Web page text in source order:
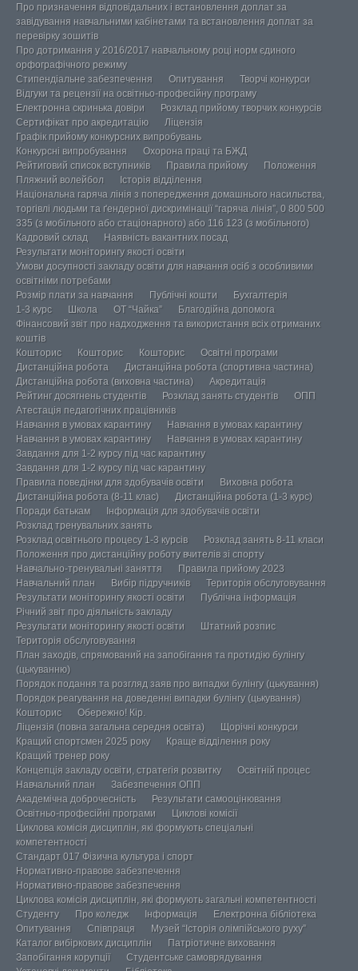
Про призначення відповідальних і встановлення доплат за
завідування навчальними кабінетами та встановлення доплат за
перевірку зошитів
Про дотримання у 2016/2017 навчальному році норм єдиного
орфографічного режиму
Стипендіальне забезпечення
Опитування
Творчі конкурси
Відгуки та рецензії на освітньо-професійну програму
Електронна скринька довіри
Розклад прийому творчих конкурсів
Сертифікат про акредитацію
Ліцензія
Графік прийому конкурсних випробувань
Конкурсні випробування
Охорона праці та БЖД
Рейтиговий список вступників
Правила прийому
Положення
Пляжний волейбол
Історія відділення
Національна гаряча лінія з попередження домашнього насильства,
торгівлі людьми та ґендерної дискримінації “гаряча лінія”, 0 800 500
335 (з мобільного або стаціонарного) або 116 123 (з мобільного)
Кадровий склад
Наявність вакантних посад
Результати моніторингу якості освіти
Умови досупності закладу освіти для навчання осіб з особливими
освітніми потребами
Розмір плати за навчання
Публічні кошти
Бухгалтерія
1-3 курс
Школа ОТ “Чайка”
Благодійна допомога
Фінансовий звіт про надходження та використання всіх отриманих
коштів
Кошторис
Кошторис Кошторис
Освітні програми
Дистанційна робота
Дистанційна робота (спортивна частина)
Дистанційна робота (виховна частина)
Акредитація
Рейтинг досягнень студентів
Розклад занять студентів
ОПП
Атестація педагогічних працівників
Навчання в умовах карантину
Навчання в умовах карантину
Навчання в умовах карантину
Навчання в умовах карантину
Завдання для 1-2 курсу під час карантину
Завдання для 1-2 курсу під час карантину
Правила поведінки для здобувачів освіти
Виховна робота
Дистанційна робота (8-11 клас)
Дистанційна робота (1-3 курс)
Поради батькам
Інформація для здобувачів освіти
Розклад тренувальних занять
Розклад освітнього процесу 1-3 курсів
Розклад занять 8-11 класи
Положення про дистанційну роботу вчителів зі спорту
Навчально-тренувальні заняття
Правила прийому 2023
Навчальний план
Вибір підручників
Територія обслуговування
Результати моніторингу якості освіти
Публічна інформація
Річний звіт про діяльність закладу
Результати моніторингу якості освіти
Штатний розпис
Територія обслуговування
План заходів, спрямований на запобігання та протидію булінгу
(цькуванню)
Порядок подання та розгляд заяв про випадки булінгу (цькування)
Порядок реагування на доведенні випадки булінгу (цькування)
Кошторис
Обережно! Кір.
Ліцензія (повна загальна середня освіта)
Щорічні конкурси
Кращий спортсмен 2025 року
Краще відділення року
Кращий тренер року
Концепція закладу освіти, стратегія розвитку
Освітній процес
Навчальний план
Забезпечення ОПП
Академічна доброчесність
Результати самооцінювання
Освітньо-професійні програми
Циклові комісії
Циклова комісія дисциплін, які формують спеціальні
компетентності
Стандарт 017 Фізична культура і спорт
Нормативно-правове забезпечення
Нормативно-правове забезпечення
Циклова комісія дисциплін, які формують загальні компетентності
Студенту
Про коледж Інформація
Електронна бібліотека
Опитування
Співпраця
Музей “Історія олімпійського руху”
Каталог вибіркових дисциплін
Патріотичне виховання
Запобігання корупції
Студентське самоврядування